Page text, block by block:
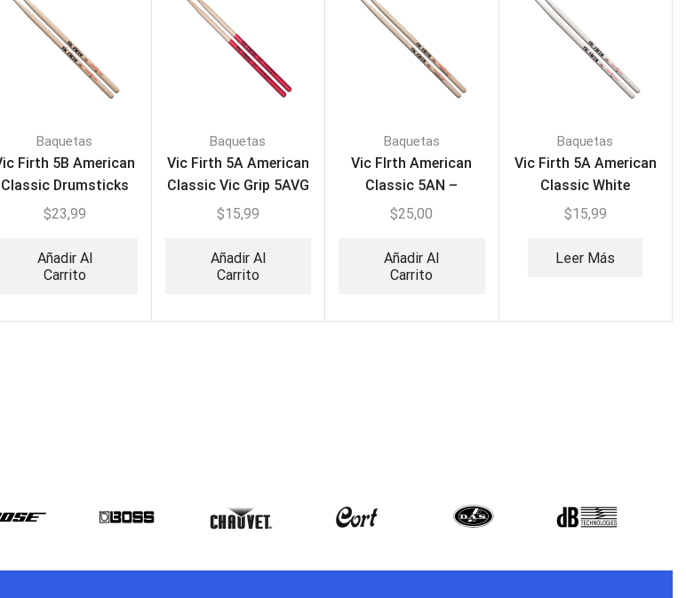
Baquetas
Firth 5B American
Classic Drumsticks
Hickory
$23,99
Añadir Al
Carrito
Baquetas
Vic Firth 5A American
Classic Vic Grip 5AVG
$15,99
Añadir Al
Carrito
Baquetas
Vic FIrth American
Classic 5AN –
Baquetas Punta de
$25,00
Añadir Al
Carrito
Baquetas
Vic Firth 5A American
Classic White
Drumsticks 5AW
$15,99
Leer Más